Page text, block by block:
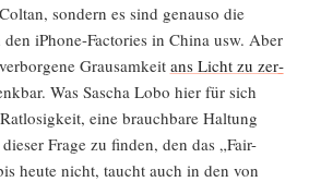
son­dern es sind genau­so die
iPho­ne-Fac­to­ries in Chi­na usw. Aber
Grau­sam­keit ans Licht zu zer­
Was Sascha Lobo hier für sich
eine brauch­ba­re Hal­tung
Fra­ge zu fin­den, den das „Fair-
heu­te nicht, taucht auch in den von